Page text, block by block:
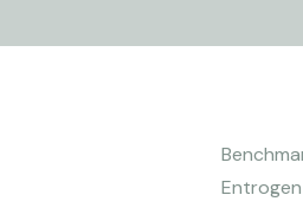
Entrogen